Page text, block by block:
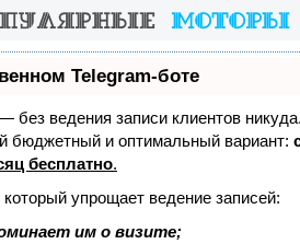
Telegram-боте
без ведения записи клиентов
бюджетный и оптимальный вариант:
бесплатно.
упрощает ведение записей:
им о визите;